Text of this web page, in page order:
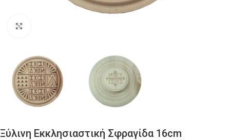
Ξύλινη Εκκλησιαστική Σφραγίδα 16cm